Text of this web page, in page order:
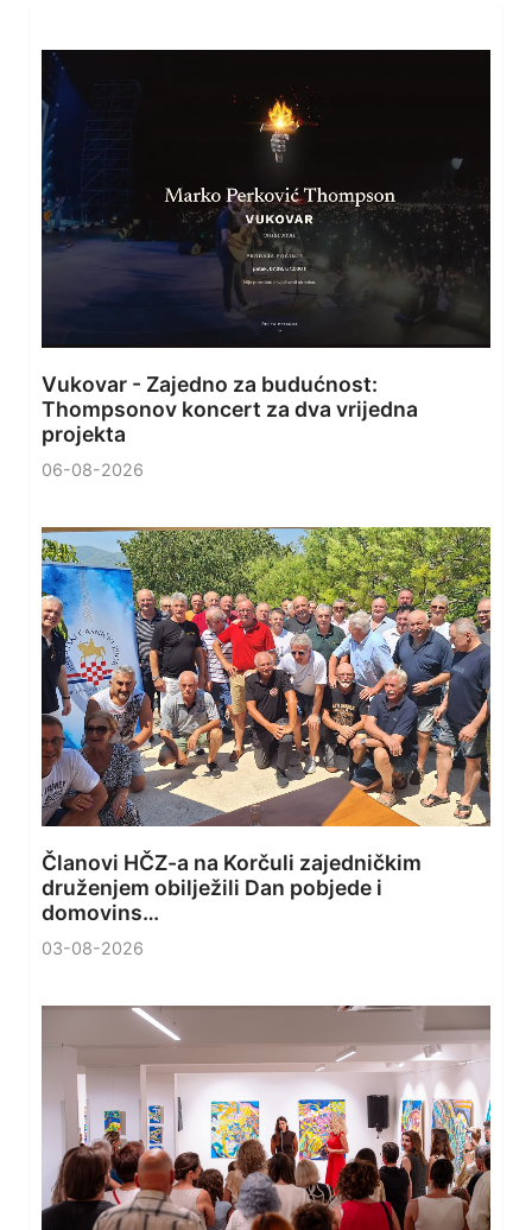
Vukovar - Zajedno za budućnost:
Thompsonov koncert za dva vrijedna
projekta
06-08-2026
Članovi HČZ-a na Korčuli zajedničkim
druženjem obilježili Dan pobjede i
domovins…
03-08-2026